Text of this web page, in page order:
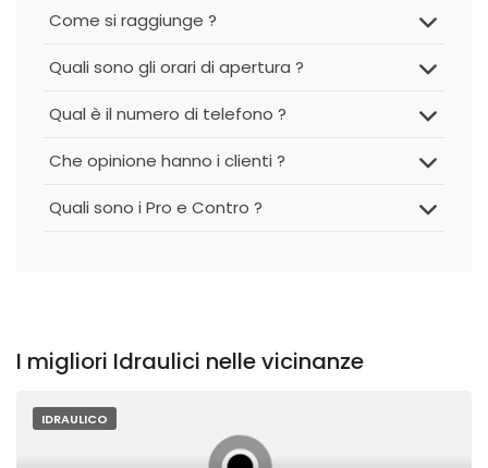
Come si raggiunge ?
Quali sono gli orari di apertura ?
Qual è il numero di telefono ?
Che opinione hanno i clienti ?
Quali sono i Pro e Contro ?
I migliori Idraulici nelle vicinanze
IDRAULICO